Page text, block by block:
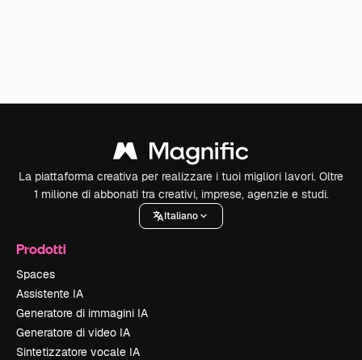
La piattaforma creativa per realizzare i tuoi migliori lavori. Oltre
1 milione di abbonati tra creativi, imprese, agenzie e studi.
Italiano
Prodotti
Spaces
Assistente IA
Generatore di immagini IA
Generatore di video IA
Sintetizzatore vocale IA